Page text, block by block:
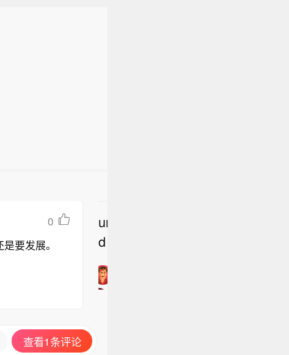
0
要发展。
undefine
d
查看1条评论